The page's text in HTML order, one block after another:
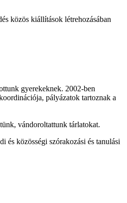
közös kiállítások létrehozásában
gyerekeknek. 2002-ben
pályázatok tartoznak a
vándoroltattunk tárlatokat.
és közösségi szórakozási és tanulási